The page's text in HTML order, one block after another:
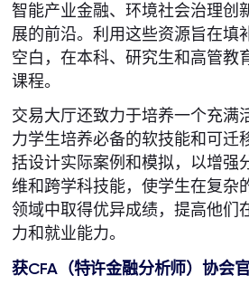
智能产业金融、环境社会治理创
展的前沿。利用这些资源旨在填
空白，在本科、研究生和高管教
课程。
交易大厅还致力于培养一个充满
力学生培养必备的软技能和可迁
括设计实际案例和模拟，以增强
维和跨学科技能，使学生在复杂
领域中取得优异成绩，提高他们
力和就业能力。
获CFA（特许金融分析师）协会